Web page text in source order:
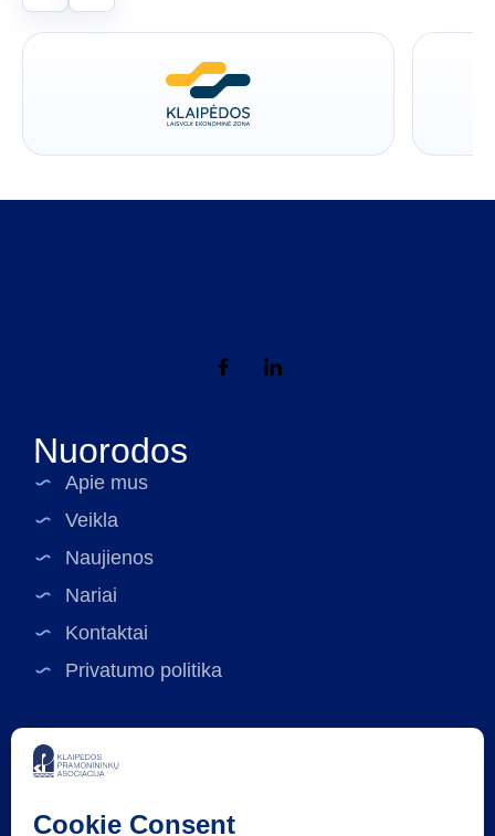
Nuorodos
Apie mus
Veikla
Naujienos
Nariai
Kontaktai
Privatumo politika
Rekvizitai
Klaipėdos pramonininkų asociacija
Asociacijos kodas: 141423752